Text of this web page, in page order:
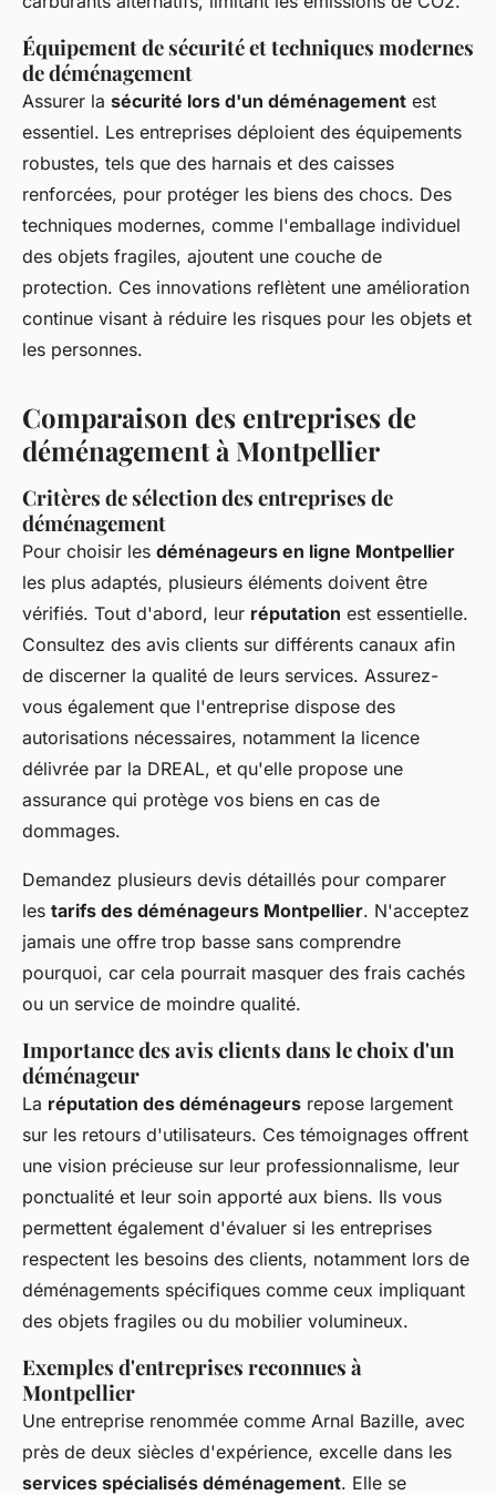
Équipement de sécurité et techniques modernes
de déménagement
Assurer la sécurité lors d'un déménagement est
essentiel. Les entreprises déploient des équipements
robustes, tels que des harnais et des caisses
renforcées, pour protéger les biens des chocs. Des
techniques modernes, comme l'emballage individuel
des objets fragiles, ajoutent une couche de
protection. Ces innovations reflètent une amélioration
continue visant à réduire les risques pour les objets et
les personnes.
Comparaison des entreprises de
déménagement à Montpellier
Critères de sélection des entreprises de
déménagement
Pour choisir les déménageurs en ligne Montpellier
les plus adaptés, plusieurs éléments doivent être
vérifiés. Tout d'abord, leur réputation est essentielle.
Consultez des avis clients sur différents canaux afin
de discerner la qualité de leurs services. Assurez-
vous également que l'entreprise dispose des
autorisations nécessaires, notamment la licence
délivrée par la DREAL, et qu'elle propose une
assurance qui protège vos biens en cas de
dommages.
Demandez plusieurs devis détaillés pour comparer
les tarifs des déménageurs Montpellier. N'acceptez
jamais une offre trop basse sans comprendre
pourquoi, car cela pourrait masquer des frais cachés
ou un service de moindre qualité.
Importance des avis clients dans le choix d'un
déménageur
La réputation des déménageurs repose largement
sur les retours d'utilisateurs. Ces témoignages offrent
une vision précieuse sur leur professionnalisme, leur
ponctualité et leur soin apporté aux biens. Ils vous
permettent également d'évaluer si les entreprises
respectent les besoins des clients, notamment lors de
déménagements spécifiques comme ceux impliquant
des objets fragiles ou du mobilier volumineux.
Exemples d'entreprises reconnues à
Montpellier
Une entreprise renommée comme Arnal Bazille, avec
près de deux siècles d'expérience, excelle dans les
services spécialisés déménagement. Elle se